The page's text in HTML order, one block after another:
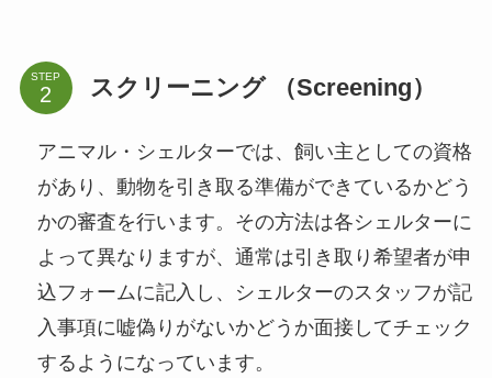
STEP スクリーニング （Screening）
アニマル・シェルターでは、飼い主としての資格
があり、動物を引き取る準備ができているかどう
かの審査を行います。その方法は各シェルターに
よって異なりますが、通常は引き取り希望者が申
込フォームに記入し、シェルターのスタッフが記
入事項に嘘偽りがないかどうか面接してチェック
するようになっています。